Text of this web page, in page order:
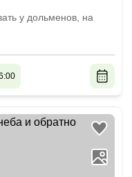
у дольменов, на